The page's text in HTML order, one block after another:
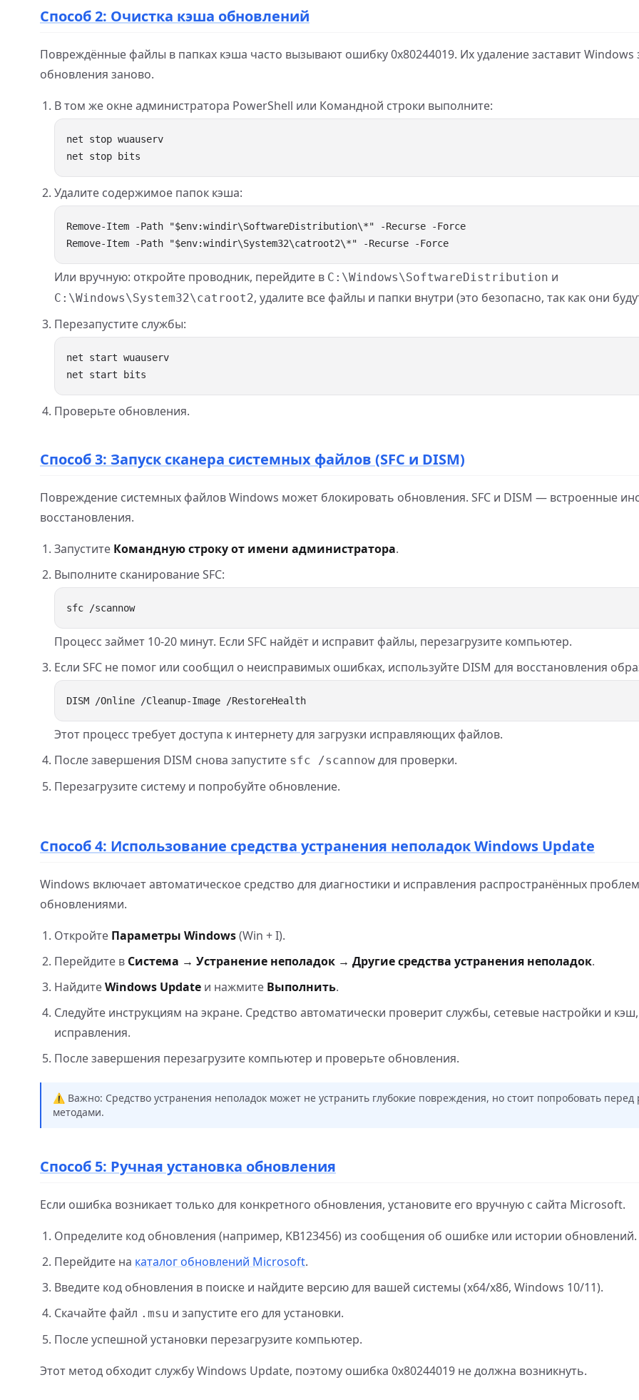
Способ 2: Очистка кэша обновлений
Повреждённые файлы в папках кэша часто вызывают ошибку 0x80244019. Их удаление заставит Windows
обновления заново.
В том же окне администратора PowerShell или Командной строки выполните:
Удалите содержимое папок кэша:
Или вручную: откройте проводник, перейдите в C:\Windows\SoftwareDistribution и
C:\Windows\System32\catroot2, удалите все файлы и папки внутри (это безопасно, так как они
Перезапустите службы:
Проверьте обновления.
Способ 3: Запуск сканера системных файлов (SFC и DISM)
Повреждение системных файлов Windows может блокировать обновления. SFC и DISM — встроенные
восстановления.
Запустите Командную строку от имени администратора.
Выполните сканирование SFC:
Процесс займет 10-20 минут. Если SFC найдёт и исправит файлы, перезагрузите компьютер.
Если SFC не помог или сообщил о неисправимых ошибках, используйте DISM для восстановления
Этот процесс требует доступа к интернету для загрузки исправляющих файлов.
После завершения DISM снова запустите sfc /scannow для проверки.
Перезагрузите систему и попробуйте обновление.
Способ 4: Использование средства устранения неполадок Windows Update
Windows включает автоматическое средство для диагностики и исправления распространённых
обновлениями.
Откройте Параметры Windows(Win + I).
Перейдите в Система → Устранение неполадок → Другие средства устранения неполадок.
НайдитеWindows Update и нажмите Выполнить.
Следуйте инструкциям на экране. Средство автоматически проверит службы, сетевые настройки и
исправления.
После завершения перезагрузите компьютер и проверьте обновления.
⚠️ Важно: Средство устранения неполадок может не устранить глубокие повреждения, но стоит попробовать
методами.
Способ 5: Ручная установка обновления
Если ошибка возникает только для конкретного обновления, установите его вручную с сайта Microsoft.
Определите код обновления (например, KB123456) из сообщения об ошибке или истории обновлений.
Перейдите на каталог обновлений Microsoft.
Введите код обновления в поиске и найдите версию для вашей системы (x64/x86, Windows 10/11).
Скачайте файл .msu и запустите его для установки.
После успешной установки перезагрузите компьютер.
Этот метод обходит службу Windows Update, поэтому ошибка 0x80244019 не должна возникнуть.